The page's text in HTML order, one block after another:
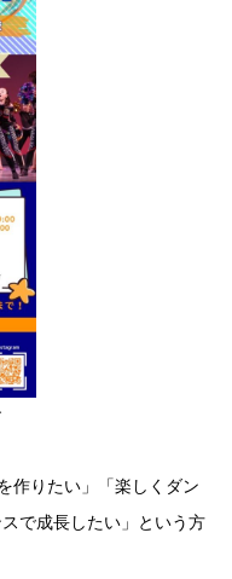
作りたい」「楽しくダン
で成長したい」という方